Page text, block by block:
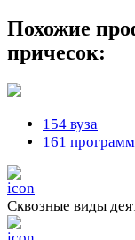
Похожие
причесок:
154 вуза
161
Сквозные виды